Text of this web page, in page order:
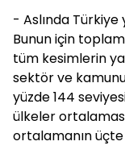
- Aslında
Bunun için
tüm kesimlerin
sektör ve
yüzde 144
ülkeler
ortalamanın üçte